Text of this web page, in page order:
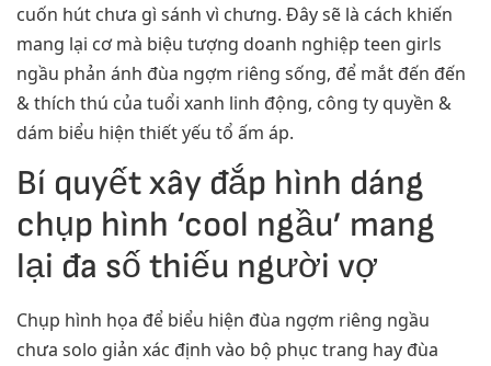
cuốn hút chưa gì sánh vì chưng. Đây sẽ là cách khiến
mang lại cơ mà biệu tượng doanh nghiệp teen girls
ngầu phản ánh đùa ngợm riêng sống, để mắt đến đến
& thích thú của tuổi xanh linh động, công ty quyền &
dám biểu hiện thiết yếu tổ ấm áp.
Bí quyết xây đắp hình dáng
chụp hình ‘cool ngầu’ mang
lại đa số thiếu người vợ
Chụp hình họa để biểu hiện đùa ngợm riêng ngầu
chưa solo giản xác định vào bộ phục trang hay đùa